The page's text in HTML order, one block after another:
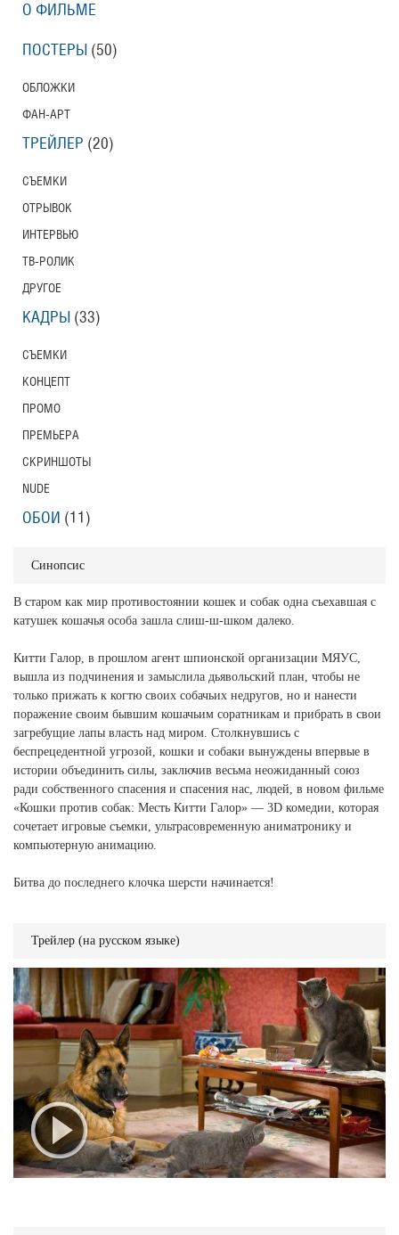
Синопсис
В старом как мир противостоянии кошек и собак одна съехавшая с
катушек кошачья особа зашла слиш-ш-шком далеко.
Китти Галор, в прошлом агент шпионской организации МЯУС,
вышла из подчинения и замыслила дьявольский план, чтобы не
только прижать к когтю своих собачьих недругов, но и нанести
поражение своим бывшим кошачьим соратникам и прибрать в свои
загребущие лапы власть над миром. Столкнувшись с
беспрецедентной угрозой, кошки и собаки вынуждены впервые в
истории объединить силы, заключив весьма неожиданный союз
ради собственного спасения и спасения нас, людей, в новом фильме
«Кошки против собак: Месть Китти Галор» — 3D комедии, которая
сочетает игровые съемки, ультрасовременную аниматронику и
компьютерную анимацию.
Битва до последнего клочка шерсти начинается!
Трейлер (на русском языке)
О ФИЛЬМЕ
ПОСТЕРЫ (50)
ОБЛОЖКИ
ФАН-АРТ
ТРЕЙЛЕР (20)
СЪЕМКИ
ОТРЫВОК
ИНТЕРВЬЮ
ТВ-РОЛИК
ДРУГОЕ
КАДРЫ (33)
СЪЕМКИ
КОНЦЕПТ
ПРОМО
ПРЕМЬЕРА
СКРИНШОТЫ
NUDE
ОБОИ (11)